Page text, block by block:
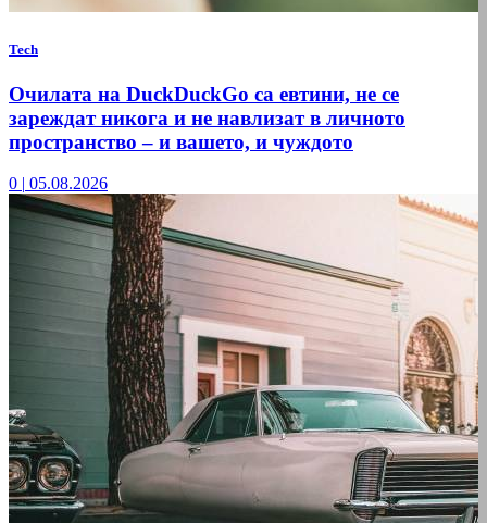
Tech
Очилата на DuckDuckGo са евтини, не се
зареждат никога и не навлизат в личното
пространство – и вашето, и чуждото
0 | 05.08.2026